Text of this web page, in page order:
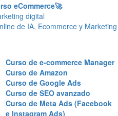
eCommerce🚀
digital
de IA, Ecommerce y Marketing
Curso de e-commerce Manager
Curso de Amazon
Curso de Google Ads
Curso de SEO avanzado
Curso de Meta Ads (Facebook
e Instagram Ads)